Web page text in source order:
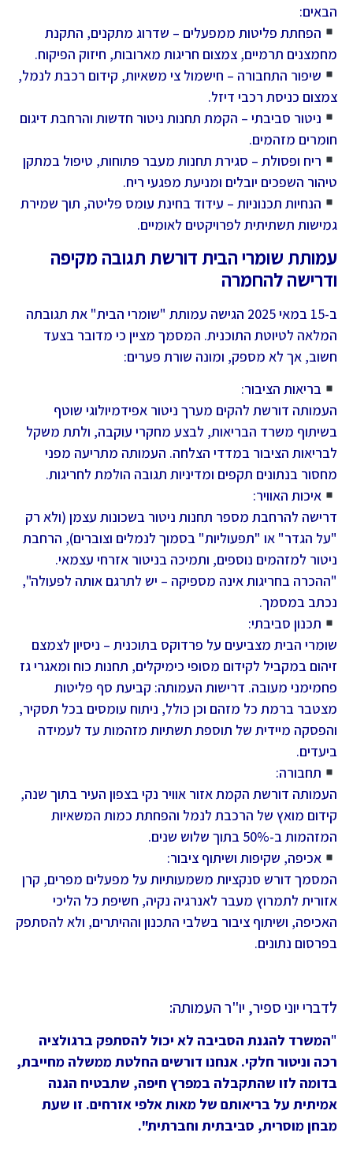
הבאים:
הפחתת פליטות ממפעלים – שדרוג מתקנים, התקנת
מחמצנים תרמיים, צמצום חריגות מארובות, חיזוק הפיקוח.
שיפור התחבורה – חישמול צי משאיות, קידום רכבת לנמל,
צמצום כניסת רכבי דיזל.
ניטור סביבתי – הקמת תחנות ניטור חדשות והרחבת דיגום
חומרים מזהמים.
ריח ופסולת – סגירת תחנות מעבר פתוחות, טיפול במתקן
טיהור השפכים יובלים ומניעת מפגעי ריח.
הנחיות תכנוניות – עידוד בחינת עומס פליטה, תוך שמירת
גמישות תשתיתית לפרויקטים לאומיים.
עמותת שומרי הבית דורשת תגובה מקיפה
ודרישה להחמרה
ב-15 במאי 2025 הגישה עמותת "שומרי הבית" את תגובתה
המלאה לטיוטת התוכנית. המסמך מציין כי מדובר בצעד
חשוב, אך לא מספק, ומונה שורת פערים:
בריאות הציבור:
העמותה דורשת להקים מערך ניטור אפידמיולוגי שוטף
בשיתוף משרד הבריאות, לבצע מחקרי עוקבה, ולתת משקל
לבריאות הציבור במדדי הצלחה. העמותה מתריעה מפני
מחסור בנתונים תקפים ומדיניות תגובה הולמת לחריגות.
איכות האוויר:
דרישה להרחבת מספר תחנות ניטור בשכונות עצמן (ולא רק
"על הגדר" או "תפעוליות" בסמוך לנמלים וצוברים), הרחבת
ניטור למזהמים נוספים, ותמיכה בניטור אזרחי עצמאי.
"ההכרה בחריגות אינה מספיקה – יש לתרגם אותה לפעולה",
נכתב במסמך.
תכנון סביבתי:
שומרי הבית מצביעים על פרדוקס בתוכנית – ניסיון לצמצם
זיהום במקביל לקידום מסופי כימיקלים, תחנות כוח ומאגרי גז
פחמימני מעובה. דרישות העמותה: קביעת סף פליטות
מצטבר ברמת כל מזהם וכן כולל, ניתוח עומסים בכל תסקיר,
והפסקה מיידית של תוספת תשתיות מזהמות עד לעמידה
ביעדים.
תחבורה:
העמותה דורשת הקמת אזור אוויר נקי בצפון העיר בתוך שנה,
קידום מואץ של הרכבת לנמל והפחתת כמות המשאיות
המזהמות ב-50% בתוך שלוש שנים.
אכיפה, שקיפות ושיתוף ציבור:
המסמך דורש סנקציות משמעותיות על מפעלים מפרים, קרן
אזורית לתמרוץ מעבר לאנרגיה נקיה, חשיפת כל הליכי
האכיפה, ושיתוף ציבור בשלבי התכנון וההיתרים, ולא להסתפק
בפרסום נתונים.
לדברי יוני ספיר, יו"ר העמותה:
"המשרד להגנת הסביבה לא יכול להסתפק ברגולציה
רכה וניטור חלקי. אנחנו דורשים החלטת ממשלה מחייבת,
בדומה לזו שהתקבלה במפרץ חיפה, שתבטיח הגנה
אמיתית על בריאותם של מאות אלפי אזרחים. זו שעת
מבחן מוסרית, סביבתית וחברתית".